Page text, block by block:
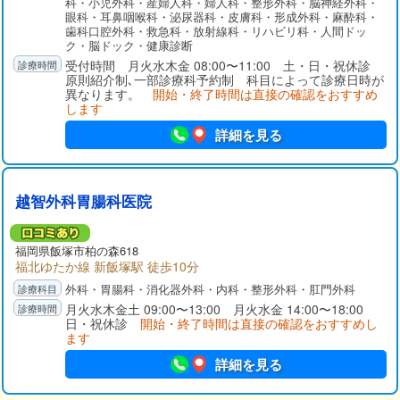
眼科・耳鼻咽喉科・泌尿器科・皮膚科・形成外科・麻酔科・
歯科口腔外科・救急科・放射線科・リハビリ科・人間ドッ
ク・脳ドック・健康診断
受付時間 月火水木金 08:00〜11:00 土・日・祝休診
原則紹介制､一部診療科予約制 科目によって診療日時が
異なります。 開始・終了時間は直接の確認をおすすめ
します
詳細を見る
越智外科胃腸科医院
福岡県飯塚市柏の森618
福北ゆたか線 新飯塚駅 徒歩10分
外科・胃腸科・消化器外科・内科・整形外科・肛門外科
月火水木金土 09:00〜13:00 月火水金 14:00〜18:00
日・祝休診 開始・終了時間は直接の確認をおすすめし
ます
詳細を見る